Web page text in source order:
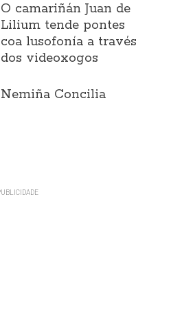
O camariñán Juan de
Lilium tende pontes
coa lusofonía a través
dos videoxogos
Nemiña Concilia